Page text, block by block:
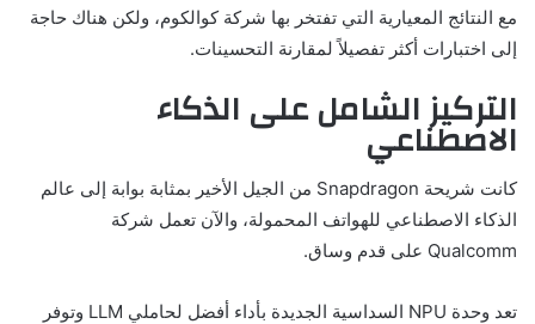
مع النتائج المعيارية التي تفتخر بها شركة كوالكوم، ولكن هناك حاجة
إلى اختبارات أكثر تفصيلاً لمقارنة التحسينات.
التركيز الشامل على الذكاء
الاصطناعي
كانت شريحة Snapdragon من الجيل الأخير بمثابة بوابة إلى عالم
الذكاء الاصطناعي للهواتف المحمولة، والآن تعمل شركة
Qualcomm على قدم وساق.
تعد وحدة NPU السداسية الجديدة بأداء أفضل لحاملي LLM وتوفر